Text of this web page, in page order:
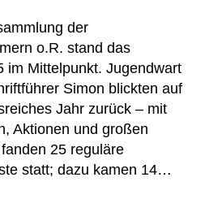
der
o.R. stand das
im Mittelpunkt. Jugendwart
Simon blickten auf
Jahr zurück – mit
Aktionen und großen
25 reguläre
statt; dazu kamen 14…